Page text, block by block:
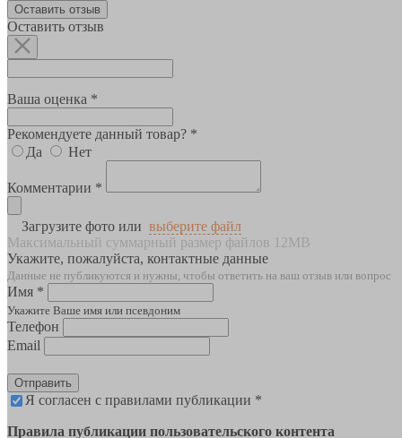
Оставить отзыв
Оставить отзыв
Ваша оценка *
Рекомендуете данный товар? *
Да
Нет
Комментарии *
Загрузите фото или выберите файл
Максимальный суммарный размер файлов 12MB
Укажите, пожалуйста, контактные данные
Данные не публикуются и нужны, чтобы ответить на ваш отзыв или вопрос
Имя *
Укажите Ваше имя или псевдоним
Телефон
Email
Отправить
Я согласен с правилами публикации *
Правила публикации пользовательского контента